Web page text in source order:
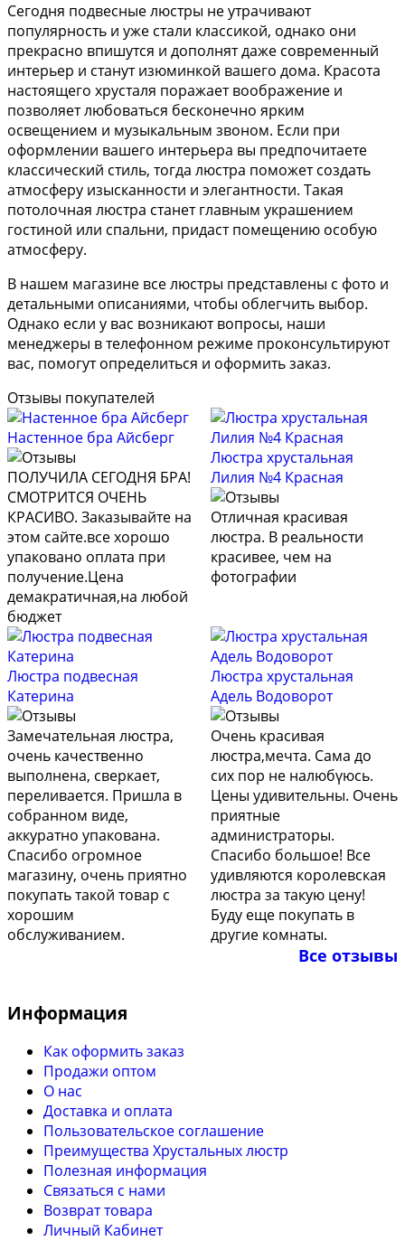
Сегодня подвесные люстры не утрачивают
популярность и уже стали классикой, однако они
прекрасно впишутся и дополнят даже современный
интерьер и станут изюминкой вашего дома. Красота
настоящего хрусталя поражает воображение и
позволяет любоваться бесконечно ярким
освещением и музыкальным звоном. Если при
оформлении вашего интерьера вы предпочитаете
классический стиль, тогда люстра поможет создать
атмосферу изысканности и элегантности. Такая
потолочная люстра станет главным украшением
гостиной или спальни, придаст помещению особую
атмосферу.
В нашем магазине все люстры представлены с фото и
детальными описаниями, чтобы облегчить выбор.
Однако если у вас возникают вопросы, наши
менеджеры в телефонном режиме проконсультируют
вас, помогут определиться и оформить заказ.
Отзывы покупателей
Настенное бра Айсберг
ПОЛУЧИЛА СЕГОДНЯ БРА!
СМОТРИТСЯ ОЧЕНЬ
КРАСИВО. Заказывайте на
этом сайте.все хорошо
упаковано оплата при
получение.Цена
демакратичная,на любой
бюджет
Люстра хрустальная
Лилия №4 Красная
Отличная красивая
люстра. В реальности
красивее, чем на
фотографии
Люстра подвесная
Катерина
Замечательная люстра,
очень качественно
выполнена, сверкает,
переливается. Пришла в
собранном виде,
аккуратно упакована.
Спасибо огромное
магазину, очень приятно
покупать такой товар с
хорошим
обслуживанием.
Люстра хрустальная
Адель Водоворот
Очень красивая
люстра,мечта. Сама до
сих пор не налюбүюсь.
Цены удивительны. Очень
приятные
администраторы.
Спасибо большое! Все
удивляются королевская
люстра за такую цену!
Буду еще покупать в
другие комнаты.
Все отзывы
Информация
Как оформить заказ
Продажи оптом
О нас
Доставка и оплата
Пользовательское соглашение
Преимущества Хрустальных люстр
Полезная информация
Связаться с нами
Возврат товара
Личный Кабинет